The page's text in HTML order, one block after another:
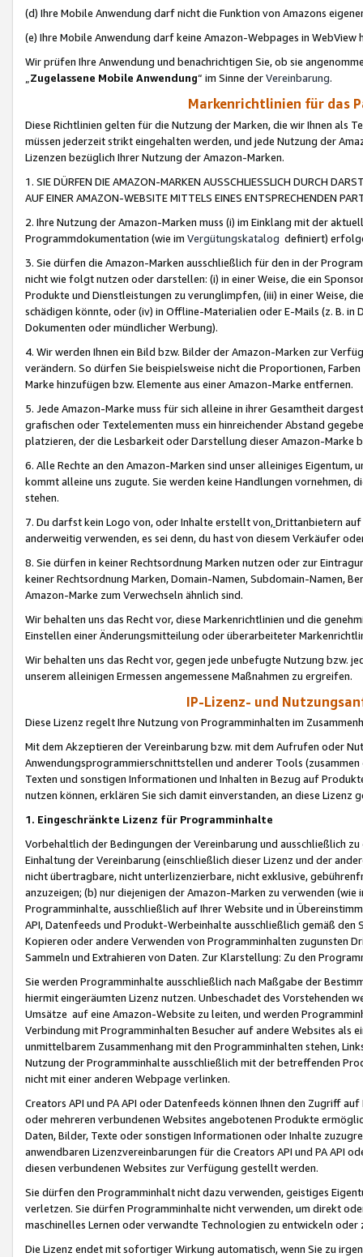
(d) Ihre Mobile Anwendung darf nicht die Funktion von Amazons
(e) Ihre Mobile Anwendung darf keine Amazon-Webpages in WebView
Wir prüfen Ihre Anwendung und benachrichtigen Sie, ob sie
„Zugelassene Mobile Anwendung“ im Sinne derVereinbarung.
Markenrichtlinien für das
Diese Richtlinien gelten für die Nutzung der Marken, die wir Ihnen als
müssen jederzeit strikt eingehalten werden, und jede Nutzung der
Lizenzen bezüglich Ihrer Nutzung der Amazon-Marken.
1. SIE DÜRFEN DIE AMAZON-MARKEN AUSSCHLIESSLICH DURCH
AUF EINER AMAZON-WEBSITE MITTELS EINES ENTSPRECHENDEN
2. Ihre Nutzung der Amazon-Marken muss (i) im Einklang mit der
Programmdokumentation (wie im Vergütungskatalog definiert)
3. Sie dürfen die Amazon-Marken ausschließlich für den in der
nicht wie folgt nutzen oder darstellen: (i) in einer Weise, die ein
Produkte und Dienstleistungen zu verunglimpfen, (iii) in einer Weise,
schädigen könnte, oder (iv) in Offline-Materialien oder E-Mails (z. B. in
Dokumenten oder mündlicher Werbung).
4. Wir werden Ihnen ein Bild bzw. Bilder der Amazon-Marken zur
verändern. So dürfen Sie beispielsweise nicht die Proportionen,
Marke hinzufügen bzw. Elemente aus einer Amazon-Marke entfernen.
5. Jede Amazon-Marke muss für sich alleine in ihrer Gesamtheit
grafischen oder Textelementen muss ein hinreichender Abstand
platzieren, der die Lesbarkeit oder Darstellung dieser Amazon-Marke
6. Alle Rechte an den Amazon-Marken sind unser alleiniges
kommt alleine uns zugute. Sie werden keine Handlungen vornehmen,
stehen.
7. Du darfst kein Logo von, oder Inhalte erstellt von,Drittanbietern auf
anderweitig verwenden, es sei denn, du hast von diesem Verkäufer
8. Sie dürfen in keiner Rechtsordnung Marken nutzen oder zur
keiner Rechtsordnung Marken, Domain-Namen, Subdomain-Namen,
Amazon-Marke zum Verwechseln ähnlich sind.
Wir behalten uns das Recht vor, diese Markenrichtlinien und die
Einstellen einer Änderungsmitteilung oder überarbeiteter
Wir behalten uns das Recht vor, gegen jede unbefugte Nutzung bzw.
unserem alleinigen Ermessen angemessene Maßnahmen zu ergreifen.
IP-Lizenz- und
Diese Lizenz regelt Ihre Nutzung von Programminhalten im
Mit dem Akzeptieren der Vereinbarung bzw. mit dem Aufrufen oder
Anwendungsprogrammierschnittstellen und anderer Tools (zusammen
Texten und sonstigen Informationen und Inhalten in Bezug auf
nutzen können, erklären Sie sich damit einverstanden, an diese Lizenz
1. Eingeschränkte Lizenz für Programminhalte
Vorbehaltlich der Bedingungen der Vereinbarung und ausschließlich
Einhaltung der Vereinbarung (einschließlich dieser Lizenz und der
nicht übertragbare, nicht unterlizenzierbare, nicht exklusive,
anzuzeigen; (b) nur diejenigen der Amazon-Marken zu verwenden
Programminhalte, ausschließlich auf Ihrer Website und in
API, Datenfeeds und Produkt-Werbeinhalte ausschließlich gemäß
Kopieren oder andere Verwenden von Programminhalten zugunsten
Sammeln und Extrahieren von Daten. Zur Klarstellung: Zu den
Sie werden Programminhalte ausschließlich nach Maßgabe der
hiermit eingeräumten Lizenz nutzen. Unbeschadet des Vorstehenden
Umsätze auf eine Amazon-Website zu leiten, und werden
Verbindung mit Programminhalten Besucher auf andere Websites als
unmittelbarem Zusammenhang mit den Programminhalten stehen,
Nutzung der Programminhalte ausschließlich mit der betreffenden
nicht mit einer anderen Webpage verlinken.
Creators API und PA API oder Datenfeeds können Ihnen den Zugriff
oder mehreren verbundenen Websites angebotenen Produkte
Daten, Bilder, Texte oder sonstigen Informationen oder Inhalte
anwendbaren Lizenzvereinbarungen für die Creators API und PA API
diesen verbundenen Websites zur Verfügung gestellt werden.
Sie dürfen den Programminhalt nicht dazu verwenden, geistiges
verletzen. Sie dürfen Programminhalte nicht verwenden, um direkt
maschinelles Lernen oder verwandte Technologien zu entwickeln
Die Lizenz endet mit sofortiger Wirkung automatisch, wenn Sie zu